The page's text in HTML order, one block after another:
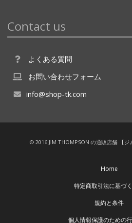
Contact us
よくある質問
お問い合わせフォーム
info@shop-tk.com
© 2016 JIM THOMPSON の通販店舗 【ジ
Home
特定商取引法に基づ
規約と条件
個人情報保護のための